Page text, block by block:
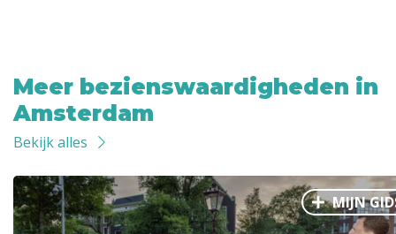
Meer bezienswaardigheden in
Amsterdam
Bekijk alles
MIJN